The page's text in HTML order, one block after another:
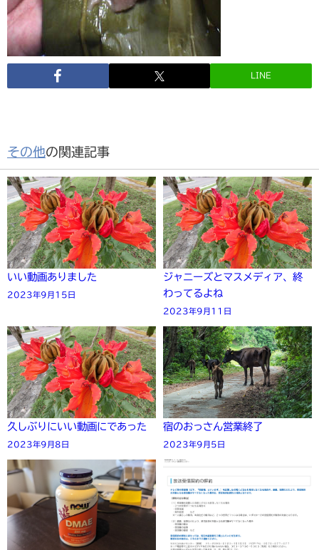
LINE
その他の関連記事
いい動画ありました
2023年9月15日
ジャニーズとマスメディア、終
わってるよね
2023年9月11日
久しぶりにいい動画にであった
2023年9月8日
宿のおっさん営業終了
2023年9月5日